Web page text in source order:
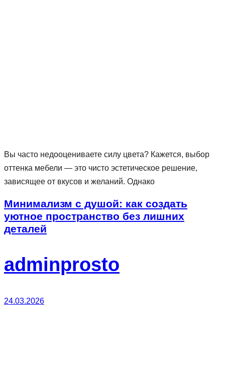
Вы часто недооцениваете силу цвета? Кажется, выбор
оттенка мебели — это чисто эстетическое решение,
зависящее от вкусов и желаний. Однако
Минимализм с душой: как создать
уютное пространство без лишних
деталей
adminprosto
24.03.2026